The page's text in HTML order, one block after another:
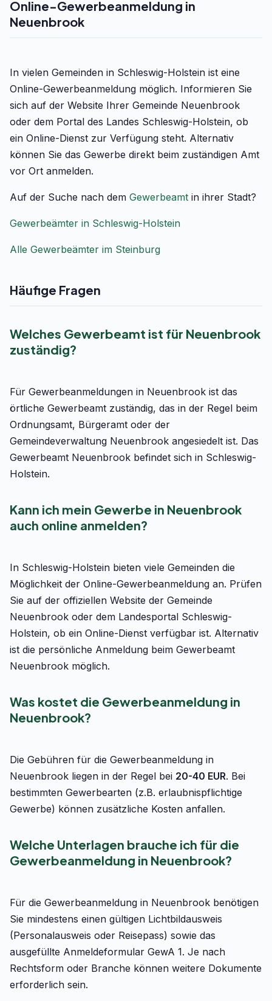
Online-Gewerbeanmeldung in
Neuenbrook
In vielen Gemeinden in Schleswig-Holstein ist eine
Online-Gewerbeanmeldung möglich. Informieren Sie
sich auf der Website Ihrer Gemeinde Neuenbrook
oder dem Portal des Landes Schleswig-Holstein, ob
ein Online-Dienst zur Verfügung steht. Alternativ
können Sie das Gewerbe direkt beim zuständigen Amt
vor Ort anmelden.
Auf der Suche nach dem Gewerbeamt in ihrer Stadt?
Gewerbeämter in Schleswig-Holstein
Alle Gewerbeämter im Steinburg
Häufige Fragen
Welches Gewerbeamt ist für Neuenbrook
zuständig?
Für Gewerbeanmeldungen in Neuenbrook ist das
örtliche Gewerbeamt zuständig, das in der Regel beim
Ordnungsamt, Bürgeramt oder der
Gemeindeverwaltung Neuenbrook angesiedelt ist. Das
Gewerbeamt Neuenbrook befindet sich in Schleswig-
Holstein.
Kann ich mein Gewerbe in Neuenbrook
auch online anmelden?
In Schleswig-Holstein bieten viele Gemeinden die
Möglichkeit der Online-Gewerbeanmeldung an. Prüfen
Sie auf der offiziellen Website der Gemeinde
Neuenbrook oder dem Landesportal Schleswig-
Holstein, ob ein Online-Dienst verfügbar ist. Alternativ
ist die persönliche Anmeldung beim Gewerbeamt
Neuenbrook möglich.
Was kostet die Gewerbeanmeldung in
Neuenbrook?
Die Gebühren für die Gewerbeanmeldung in
Neuenbrook liegen in der Regel bei 20-40 EUR. Bei
bestimmten Gewerbearten (z.B. erlaubnispflichtige
Gewerbe) können zusätzliche Kosten anfallen.
Welche Unterlagen brauche ich für die
Gewerbeanmeldung in Neuenbrook?
Für die Gewerbeanmeldung in Neuenbrook benötigen
Sie mindestens einen gültigen Lichtbildausweis
(Personalausweis oder Reisepass) sowie das
ausgefüllte Anmeldeformular GewA 1. Je nach
Rechtsform oder Branche können weitere Dokumente
erforderlich sein.